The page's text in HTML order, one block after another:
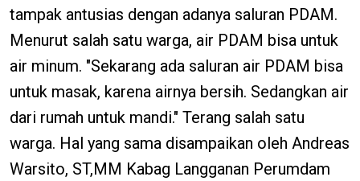
tampak antusias dengan adanya saluran PDAM.
Menurut salah satu warga, air PDAM bisa untuk
air minum. "Sekarang ada saluran air PDAM bisa
untuk masak, karena airnya bersih. Sedangkan air
dari rumah untuk mandi." Terang salah satu
warga. Hal yang sama disampaikan oleh Andreas
Warsito, ST,MM Kabag Langganan Perumdam